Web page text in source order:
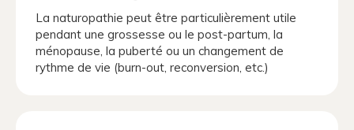
La naturopathie peut être particulièrement utile
pendant une grossesse ou le post-partum, la
ménopause, la puberté ou un changement de
rythme de vie (burn-out, reconversion, etc.)